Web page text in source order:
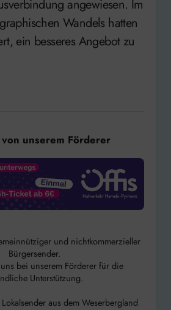
angewiesen. Im
Wandels hatten
ein besseres Angebot zu
unserem Förderer
und nichtkommerzieller
Bürgersender.
bei unserem Förderer für die
Unterstützung.
aus dem Weserbergland